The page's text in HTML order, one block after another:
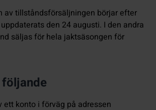
av tillståndsförsäljningen börjar efter
den 24 augusti. I den andra
säljas för hela jaktsäsongen för
ett konto i förväg på adressen